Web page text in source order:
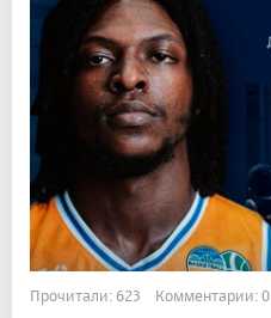
Прочитали: 623 Комментарии: 0